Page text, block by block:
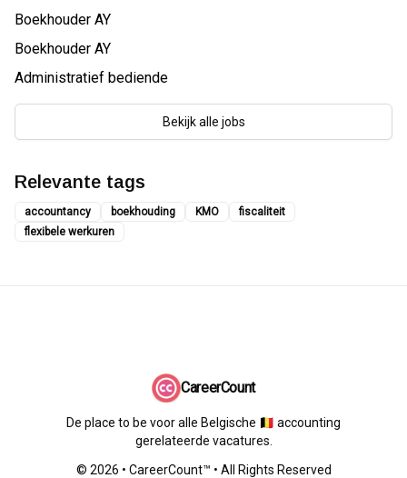
Boekhouder AY
Boekhouder AY
Administratief bediende
Bekijk alle jobs
Relevante tags
accountancy boekhouding KMO
fiscaliteit
flexibele werkuren
CareerCount
De place to be voor alle Belgische 🇧🇪 accounting
gerelateerde vacatures.
© 2026 • CareerCount™ • All Rights Reserved